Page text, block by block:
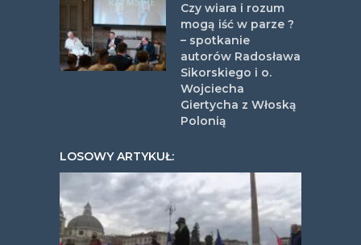
Czy wiara i rozum
mogą iść w parze ?
– spotkanie
autorów Radosława
Sikorskiego i o.
Wojciecha
Giertycha z Włoską
Polonią
LOSOWY ARTYKUŁ: